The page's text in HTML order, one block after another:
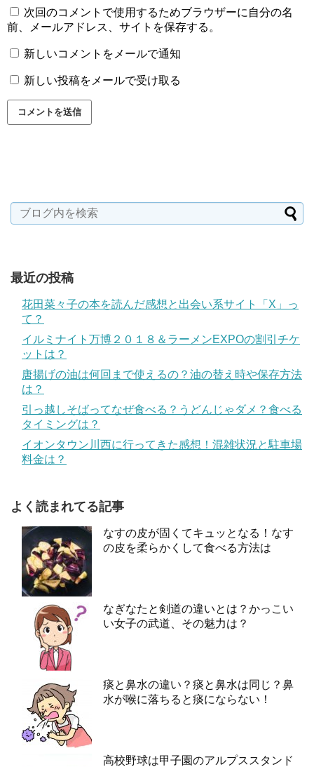
次回のコメントで使用するためブラウザーに自分の名
前、メールアドレス、サイトを保存する。
新しいコメントをメールで通知
新しい投稿をメールで受け取る
最近の投稿
花田菜々子の本を読んだ感想と出会い系サイト「X」っ
て？
イルミナイト万博２０１８＆ラーメンEXPOの割引チケ
ットは？
唐揚げの油は何回まで使えるの？油の替え時や保存方法
は？
引っ越しそばってなぜ食べる？うどんじゃダメ？食べる
タイミングは？
イオンタウン川西に行ってきた感想！混雑状況と駐車場
料金は？
よく読まれてる記事
なすの皮が固くてキュッとなる！なす
の皮を柔らかくして食べる方法は
なぎなたと剣道の違いとは？かっこい
い女子の武道、その魅力は？
痰と鼻水の違い？痰と鼻水は同じ？鼻
水が喉に落ちると痰にならない！
高校野球は甲子園のアルプススタンド